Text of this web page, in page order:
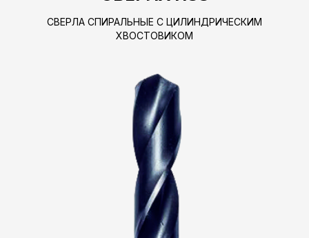
СВЕРЛА СПИРАЛЬНЫЕ С ЦИЛИНДРИЧЕСКИМ
ХВОСТОВИКОМ